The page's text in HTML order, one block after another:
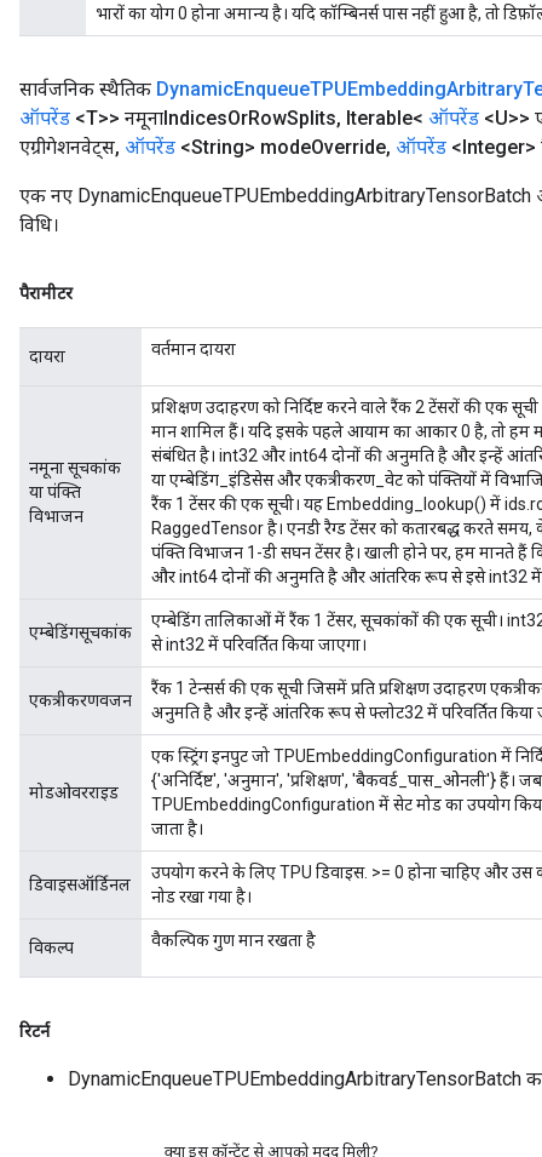
भारों का योग 0 होना अमान्य है। यदि कॉम्बिनर्स पास नहीं हुआ है, तो
सार्वजनिक स्थैतिक DynamicEnqueueTPUEmbeddingArbitrary
ऑपरेंड <T>> नमूनाIndicesOrRowSplits, Iterable< ऑपरेंड <U>>
एग्रीगेशनवेट्स, ऑपरेंड <String> modeOverride, ऑपरेंड <Integer>
एक नए
विधि।
पैरामीटर
दायरा वर्तमान दायरा
नमूना सूचकांक
या पंक्ति
विभाजन
प्रशिक्षण उदाहरण को निर्दिष्ट करने वाले रैंक 2 टेंसरों की एक
मान शामिल हैं। यदि इसके पहले आयाम का आकार 0 है, तो हम
संबंधित है। int32 और int64 दोनों की अनुमति है और इन्हें
या एम्बेडिंग_इंडिसेस और एकत्रीकरण_वेट को पंक्तियों में
रैंक 1 टेंसर की एक सूची। यह Embedding_lookup() में
RaggedTensor है। एनडी रैग्ड टेंसर को कतारबद्ध करते
पंक्ति विभाजन 1-डी सघन टेंसर है। खाली होने पर, हम मानते
और int64 दोनों की अनुमति है और आंतरिक रूप से इसे int32 में
एम्बेडिंगसूचकांक
एम्बेडिंग तालिकाओं में रैंक 1 टेंसर, सूचकांकों की एक सूची।
से int32 में परिवर्तित किया जाएगा।
एकत्रीकरणवजन
रैंक 1 टेन्सर्स की एक सूची जिसमें प्रति प्रशिक्षण उदाहरण
अनुमति है और इन्हें आंतरिक रूप से फ्लोट32 में परिवर्तित किया
मोडओवरराइड
एक स्ट्रिंग इनपुट जो TPUEmbeddingConfiguration में
{'अनिर्दिष्ट', 'अनुमान', 'प्रशिक्षण', 'बैकवर्ड_पास_ओनली'} हैं। जब
TPUEmbeddingConfiguration में सेट मोड का उपयोग
जाता है।
डिवाइसऑर्डिनल
उपयोग करने के लिए TPU डिवाइस. >= 0 होना चाहिए और उस
नोड रखा गया है।
विकल्प वैकल्पिक गुण मान रखता है
रिटर्न
DynamicEnqueueTPUEmbeddingArbitraryTensorBatch
क्या इस कॉन्टेंट से आपको मदद मिली?